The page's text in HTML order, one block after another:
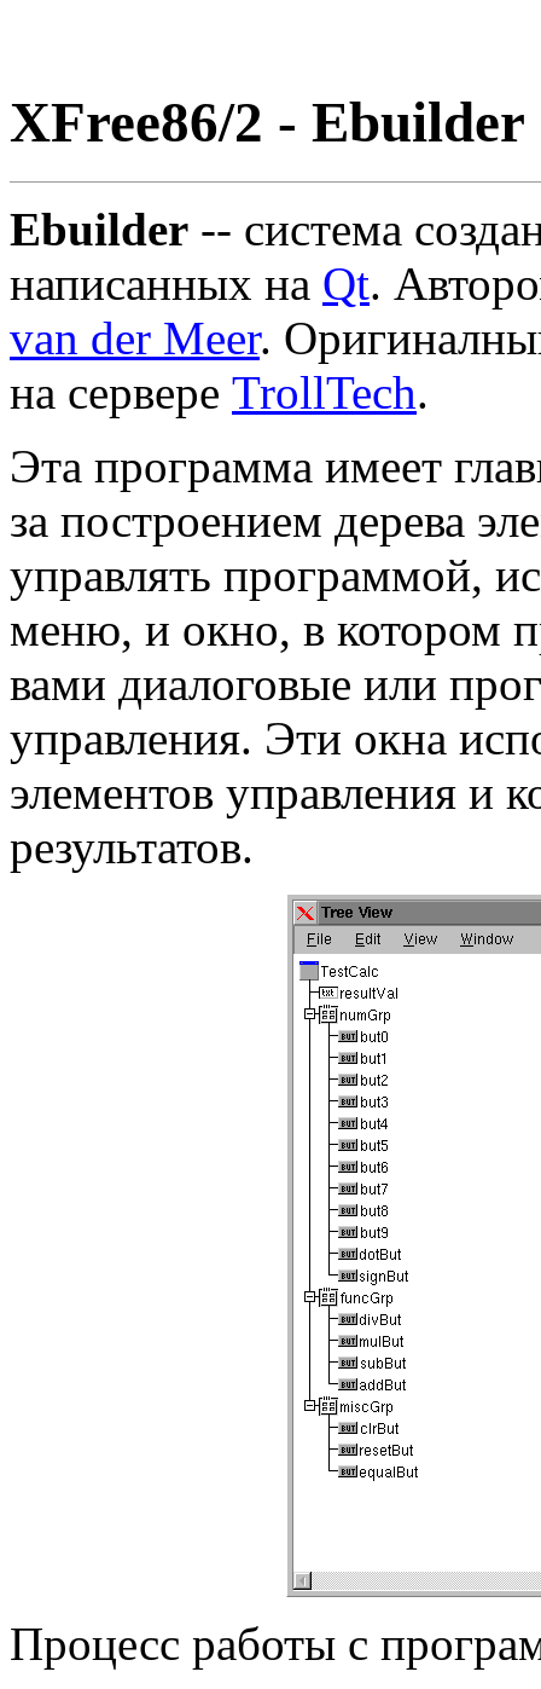
XFree86/2 - Ebuilder
Ebuilder -- система
написанных на Qt.
van der Meer.
на сервере TrollTech.
Эта программа имеет
за построением дерева
управлять программой,
меню, и окно, в котором
вами диалоговые или
управления. Эти окна
элементов управления и
результатов.
Процесс работы с